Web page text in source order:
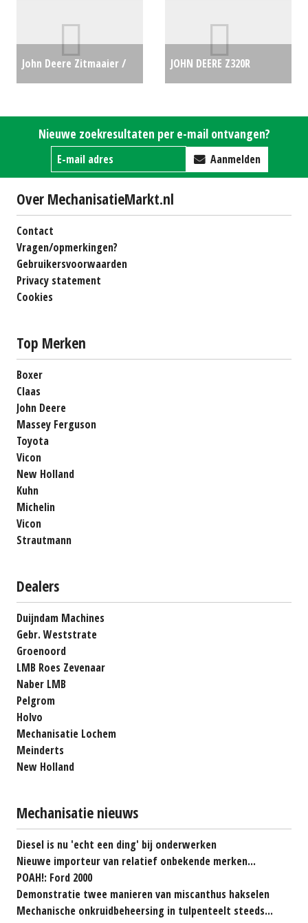
John Deere Zitmaaier /
#29352
€0
JOHN DEERE Z320R
#30248
€5917
Nieuwe zoekresultaten per e-mail ontvangen?
Aanmelden
Over MechanisatieMarkt.nl
Contact
Vragen/opmerkingen?
Gebruikersvoorwaarden
Privacy statement
Cookies
Top Merken
Boxer
Claas
John Deere
Massey Ferguson
Toyota
Vicon
New Holland
Kuhn
Michelin
Vicon
Strautmann
Dealers
Duijndam Machines
Gebr. Weststrate
Groenoord
LMB Roes Zevenaar
Naber LMB
Pelgrom
Holvo
Mechanisatie Lochem
Meinderts
New Holland
Mechanisatie nieuws
Diesel is nu 'echt een ding' bij onderwerken
Nieuwe importeur van relatief onbekende merken...
POAH!: Ford 2000
Demonstratie twee manieren van miscanthus hakselen
Mechanische onkruidbeheersing in tulpenteelt steeds...